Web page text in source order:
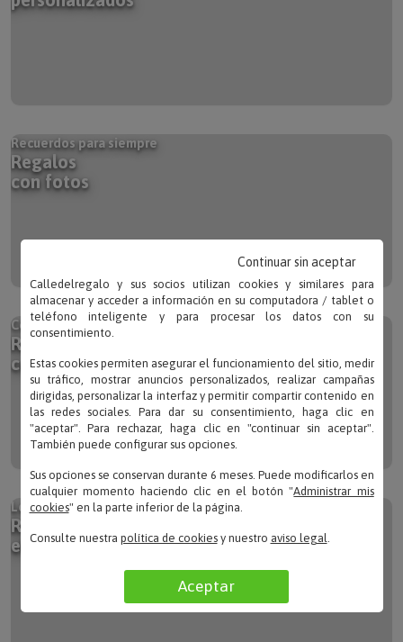
Regalos
con fotos
Con el nombre de la persona más especial
Regalos
con nombre
Los más emotivos de los pequeños artistas
Regalos con
el dibujo de tus hijos
Calledelregalo y sus socios utilizan cookies y similares para
almacenar y acceder a información en su computadora / tablet o
teléfono inteligente y para procesar los datos con su
consentimiento.
Estas cookies permiten asegurar el funcionamiento del sitio, medir
su tráfico, mostrar anuncios personalizados, realizar campañas
dirigidas, personalizar la interfaz y permitir compartir contenido en
las redes sociales. Para dar su consentimiento, haga clic en
"aceptar". Para rechazar, haga clic en "continuar sin aceptar".
También puede configurar sus opciones.
Sus opciones se conservan durante 6 meses. Puede modificarlos en
cualquier momento haciendo clic en el botón "Administrar mis
cookies" en la parte inferior de la página.
Consulte nuestra política de cookiesy nuestro aviso legal.
Aceptar
Continuar sin aceptar